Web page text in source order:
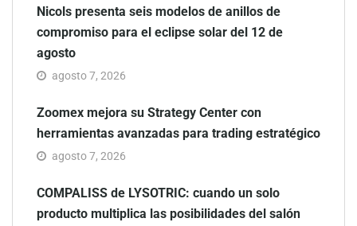
Nicols presenta seis modelos de anillos de
compromiso para el eclipse solar del 12 de
agosto
agosto 7, 2026
Zoomex mejora su Strategy Center con
herramientas avanzadas para trading estratégico
agosto 7, 2026
COMPALISS de LYSOTRIC: cuando un solo
producto multiplica las posibilidades del salón